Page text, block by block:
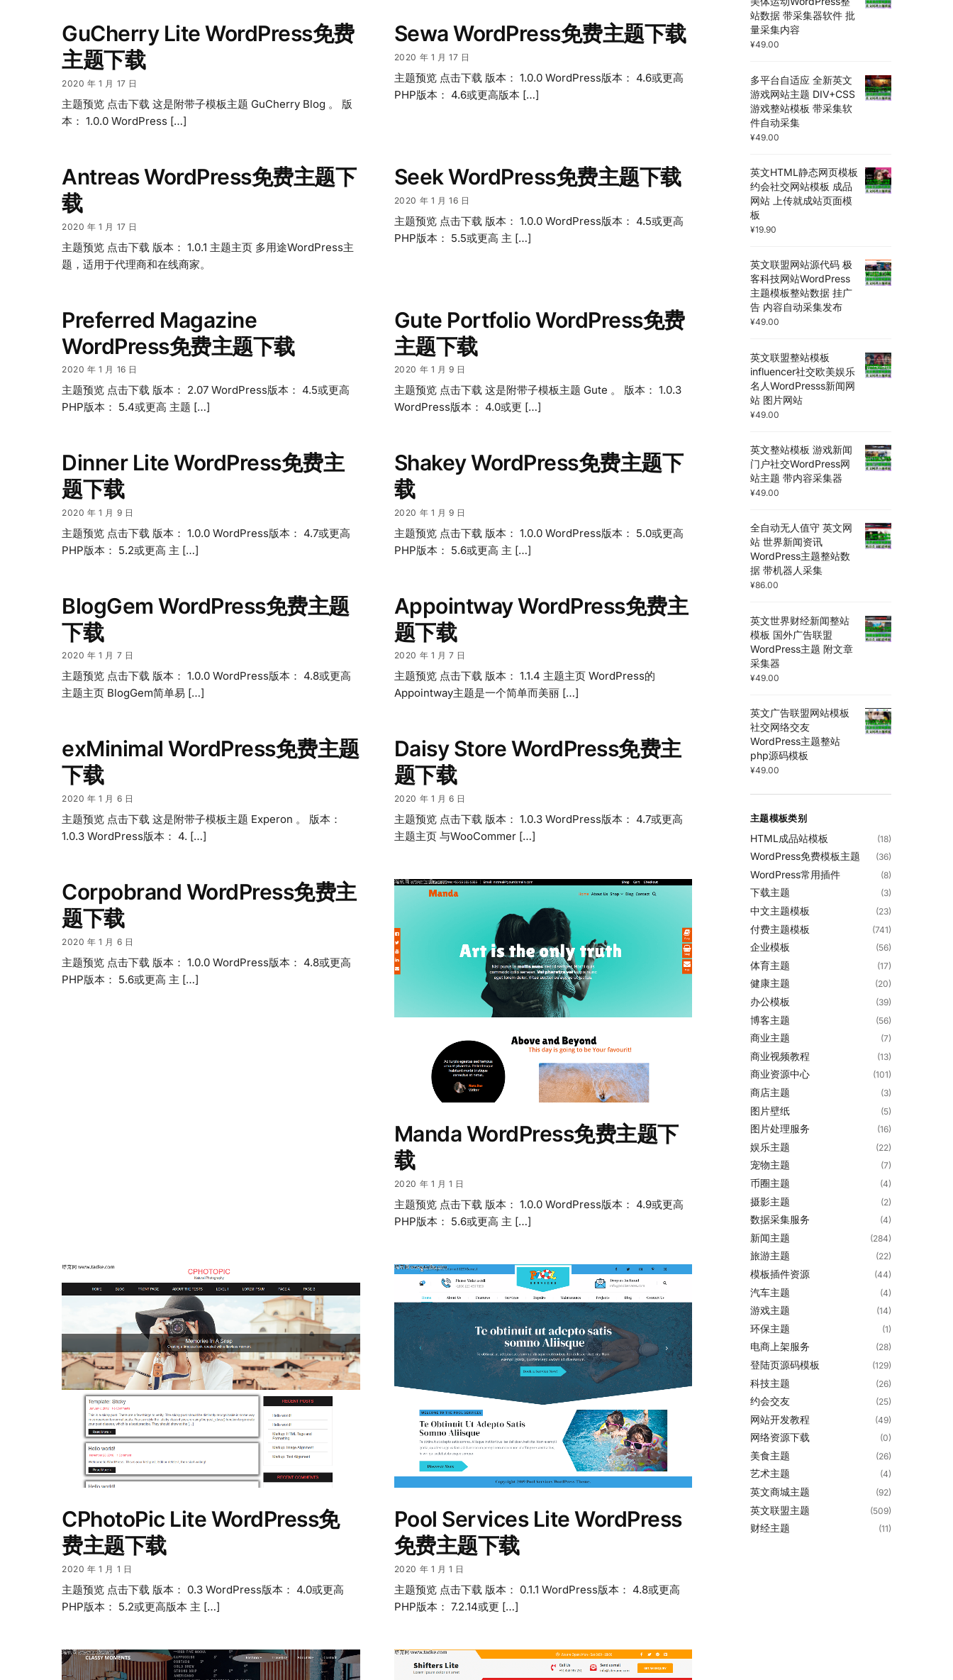
GuCherry Lite WordPress免费
主题下载
2020 年 1 月 17 日
主题预览 点击下载 这是附带子模板主题 GuCherry Blog 。 版
本： 1.0.0 WordPress […]
Sewa WordPress免费主题下载
2020 年 1 月 17 日
主题预览 点击下载 版本： 1.0.0 WordPress版本： 4.6或更高
PHP版本： 4.6或更高版本 […]
Antreas WordPress免费主题下
载
2020 年 1 月 17 日
主题预览 点击下载 版本： 1.0.1 主题主页 多用途WordPress主
题，适用于代理商和在线商家。
Seek WordPress免费主题下载
2020 年 1 月 16 日
主题预览 点击下载 版本： 1.0.0 WordPress版本： 4.5或更高
PHP版本： 5.5或更高 主 […]
Preferred Magazine
WordPress免费主题下载
2020 年 1 月 16 日
主题预览 点击下载 版本： 2.07 WordPress版本： 4.5或更高
PHP版本： 5.4或更高 主题 […]
Gute Portfolio WordPress免费
主题下载
2020 年 1 月 9 日
主题预览 点击下载 这是附带子模板主题 Gute 。 版本： 1.0.3
WordPress版本： 4.0或更 […]
Dinner Lite WordPress免费主
题下载
2020 年 1 月 9 日
主题预览 点击下载 版本： 1.0.0 WordPress版本： 4.7或更高
PHP版本： 5.2或更高 主 […]
Shakey WordPress免费主题下
载
2020 年 1 月 9 日
主题预览 点击下载 版本： 1.0.0 WordPress版本： 5.0或更高
PHP版本： 5.6或更高 主 […]
BlogGem WordPress免费主题
下载
2020 年 1 月 7 日
主题预览 点击下载 版本： 1.0.0 WordPress版本： 4.8或更高
主题主页 BlogGem简单易 […]
Appointway WordPress免费主
题下载
2020 年 1 月 7 日
主题预览 点击下载 版本： 1.1.4 主题主页 WordPress的
Appointway主题是一个简单而美丽 […]
exMinimal WordPress免费主题
下载
2020 年 1 月 6 日
主题预览 点击下载 这是附带子模板主题 Experon 。 版本：
1.0.3 WordPress版本： 4. […]
Daisy Store WordPress免费主
题下载
2020 年 1 月 6 日
主题预览 点击下载 版本： 1.0.3 WordPress版本： 4.7或更高
主题主页 与WooCommer […]
Corpobrand WordPress免费主
题下载
2020 年 1 月 6 日
主题预览 点击下载 版本： 1.0.0 WordPress版本： 4.8或更高
PHP版本： 5.6或更高 主 […]
Manda WordPress免费主题下
载
2020 年 1 月 1 日
主题预览 点击下载 版本： 1.0.0 WordPress版本： 4.9或更高
PHP版本： 5.6或更高 主 […]
CPhotoPic Lite WordPress免
费主题下载
2020 年 1 月 1 日
主题预览 点击下载 版本： 0.3 WordPress版本： 4.0或更高
PHP版本： 5.2或更高版本 主 […]
Pool Services Lite WordPress
免费主题下载
2020 年 1 月 1 日
主题预览 点击下载 版本： 0.1.1 WordPress版本： 4.8或更高
PHP版本： 7.2.14或更 […]
站数据 带采集器软件 批
量采集内容
¥49.00
多平台自适应 全新英文
游戏网站主题 DIV+CSS
游戏整站模板 带采集软
件自动采集
¥49.00
英文HTML静态网页模板
约会社交网站模板 成品
网站 上传就成站页面模
板
¥19.90
英文联盟网站源代码 极
客科技网站WordPress
主题模板整站数据 挂广
告 内容自动采集发布
¥49.00
英文联盟整站模板
influencer社交欧美娱乐
名人WordPresss新闻网
站 图片网站
¥49.00
英文整站模板 游戏新闻
门户社交WordPress网
站主题 带内容采集器
¥49.00
全自动无人值守 英文网
站 世界新闻资讯
WordPress主题整站数
据 带机器人采集
¥86.00
英文世界财经新闻整站
模板 国外广告联盟
WordPress主题 附文章
采集器
¥49.00
英文广告联盟网站模板
社交网络交友
WordPress主题整站
php源码模板
¥49.00
主题模板类别
HTML成品站模板 (18)
WordPress免费模板主题 (36)
WordPress常用插件 (8)
下载主题 (3)
中文主题模板 (23)
付费主题模板 (741)
企业模板 (56)
体育主题 (17)
健康主题 (20)
办公模板 (39)
博客主题 (56)
商业主题 (7)
商业视频教程 (13)
商业资源中心 (101)
商店主题 (3)
图片壁纸 (5)
图片处理服务 (16)
娱乐主题 (22)
宠物主题 (7)
币圈主题 (4)
摄影主题 (2)
数据采集服务 (4)
新闻主题 (284)
旅游主题 (22)
模板插件资源 (44)
汽车主题 (4)
游戏主题 (14)
环保主题 (1)
电商上架服务 (28)
登陆页源码模板 (129)
科技主题 (26)
约会交友 (25)
网站开发教程 (49)
网络资源下载 (0)
美食主题 (26)
艺术主题 (4)
英文商城主题 (92)
英文联盟主题 (509)
财经主题 (11)